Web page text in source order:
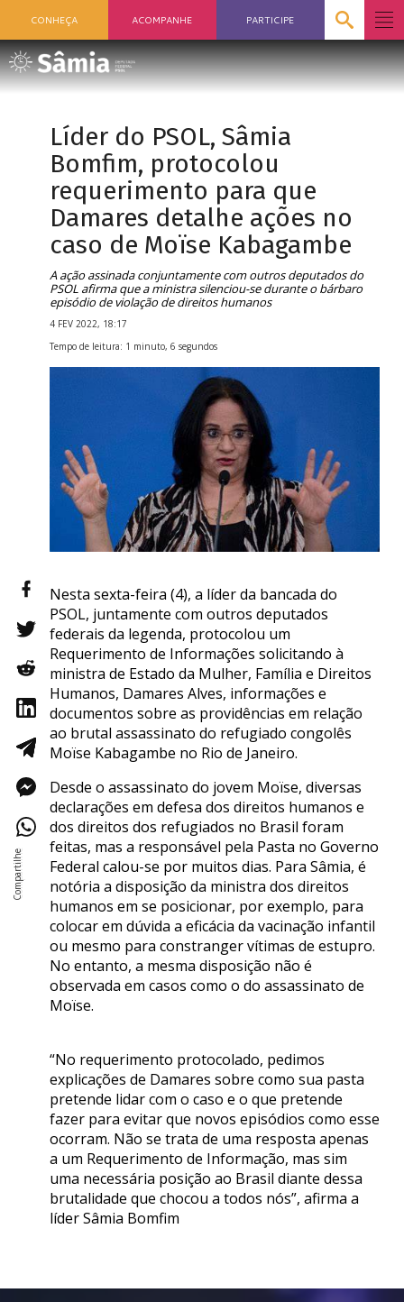
CONHEÇA ACOMPANHE PARTICIPE
Líder do PSOL, Sâmia
Bomfim, protocolou
requerimento para que
Damares detalhe ações no
caso de Moïse Kabagambe
A ação assinada conjuntamente com outros deputados do
PSOL afirma que a ministra silenciou-se durante o bárbaro
episódio de violação de direitos humanos
4 FEV 2022, 18:17
Tempo de leitura: 1 minuto, 6 segundos
Nesta sexta-feira (4), a líder da bancada do
PSOL, juntamente com outros deputados
federais da legenda, protocolou um
Requerimento de Informações solicitando à
ministra de Estado da Mulher, Família e Direitos
Humanos, Damares Alves, informações e
documentos sobre as providências em relação
ao brutal assassinato do refugiado congolês
Moïse Kabagambe no Rio de Janeiro.
Desde o assassinato do jovem Moïse, diversas
declarações em defesa dos direitos humanos e
dos direitos dos refugiados no Brasil foram
feitas, mas a responsável pela Pasta no Governo
Federal calou-se por muitos dias. Para Sâmia, é
notória a disposição da ministra dos direitos
humanos em se posicionar, por exemplo, para
colocar em dúvida a eficácia da vacinação infantil
ou mesmo para constranger vítimas de estupro.
No entanto, a mesma disposição não é
observada em casos como o do assassinato de
Moïse.
“No requerimento protocolado, pedimos
explicações de Damares sobre como sua pasta
pretende lidar com o caso e o que pretende
fazer para evitar que novos episódios como esse
ocorram. Não se trata de uma resposta apenas
a um Requerimento de Informação, mas sim
uma necessária posição ao Brasil diante dessa
brutalidade que chocou a todos nós”, afirma a
líder Sâmia Bomfim